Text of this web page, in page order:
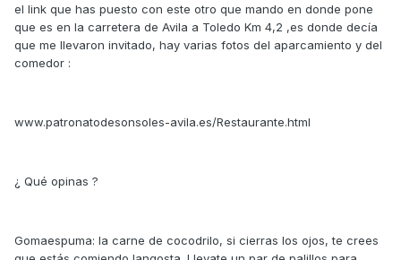
el link que has puesto con este otro que mando en donde pone
que es en la carretera de Avila a Toledo Km 4,2 ,es donde decía
que me llevaron invitado, hay varias fotos del aparcamiento y del
comedor :
www.patronatodesonsoles-avila.es/Restaurante.html
¿ Qué opinas ?
Gomaespuma: la carne de cocodrilo, si cierras los ojos, te crees